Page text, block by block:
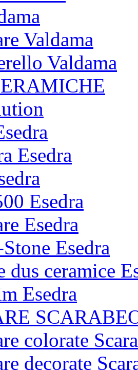
Valdama
Valdama
Esedra
Esedra
Esedra
Esedra
dus ceramice
Esedra
colorate
decorate